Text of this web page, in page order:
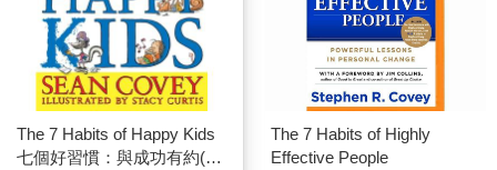
The 7 Habits of Happy Kids
七個好習慣：與成功有約(兒
The 7 Habits of Highly
Effective People